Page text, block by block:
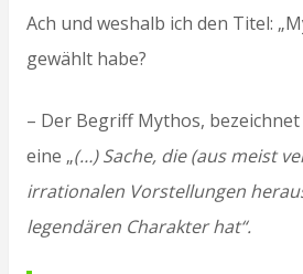
Ach und weshalb ich den Titel:
gewählt habe?
– Der Begriff Mythos, bezeichnet
eine „(…) Sache, die (aus meist
irrationalen Vorstellungen
legendären Charakter hat“.